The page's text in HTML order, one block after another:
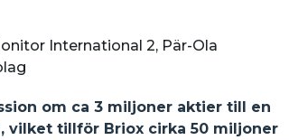
International 2, Pär-Ola
om ca 3 miljoner aktier till en
vilket tillför Briox cirka 50 miljoner